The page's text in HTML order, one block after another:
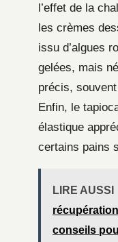
l’effet de la
les crèmes
issu d’algues
gelées, mais
précis,
Enfin, le
élastique
certains pains
LIRE AUSSI
conseils